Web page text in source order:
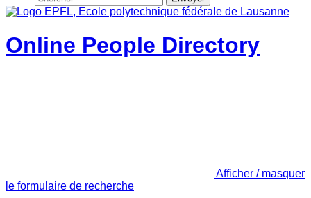
Online People Directory
Afficher / masquer
le formulaire de recherche